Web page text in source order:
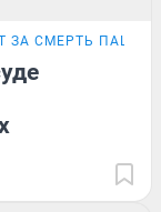
ЗА СМЕРТЬ